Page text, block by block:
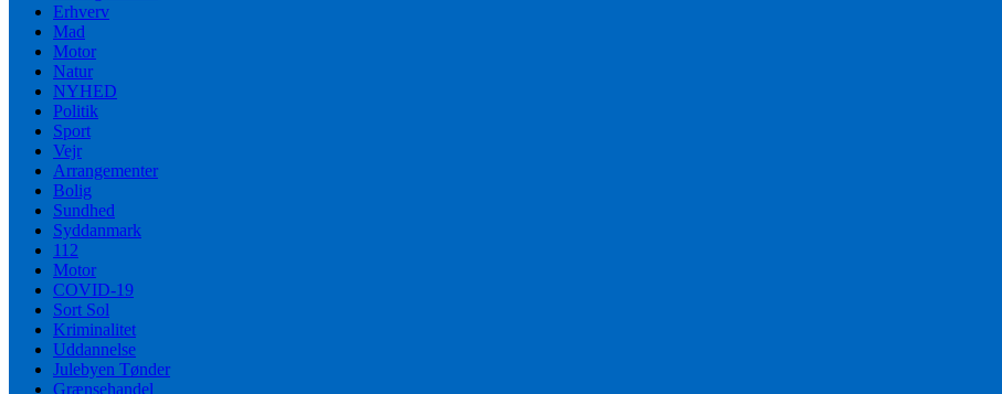
Erhverv
Mad
Motor
Natur
NYHED
Politik
Sport
Vejr
Arrangementer
Bolig
Sundhed
Syddanmark
112
Motor
COVID-19
Sort Sol
Kriminalitet
Uddannelse
Julebyen Tønder
Grænsehandel